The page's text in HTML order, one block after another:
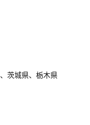
茨城県、栃木県